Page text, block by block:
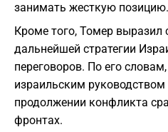
занимать жесткую позицию.
Кроме того, Томер выразил
дальнейшей стратегии
переговоров. По его
израильским руководством
продолжении конфликта
фронтах.